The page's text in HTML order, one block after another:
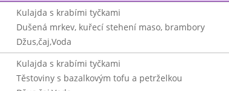
Kulajda s krabími tyčkami
Dušená mrkev, kuřecí stehení maso, brambory
Džus,čaj,Voda
Kulajda s krabími tyčkami
Těstoviny s bazalkovým tofu a petrželkou